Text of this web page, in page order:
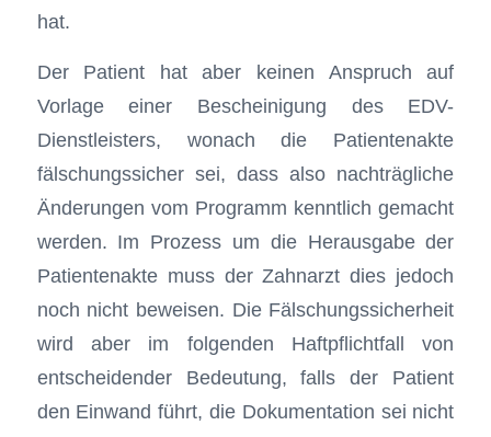
hat.
Der Patient hat aber keinen Anspruch auf
Vorlage einer Bescheinigung des EDV-
Dienstleisters, wonach die Patientenakte
fälschungssicher sei, dass also nachträgliche
Änderungen vom Programm kenntlich gemacht
werden. Im Prozess um die Herausgabe der
Patientenakte muss der Zahnarzt dies jedoch
noch nicht beweisen. Die Fälschungssicherheit
wird aber im folgenden Haftpflichtfall von
entscheidender Bedeutung, falls der Patient
den Einwand führt, die Dokumentation sei nicht